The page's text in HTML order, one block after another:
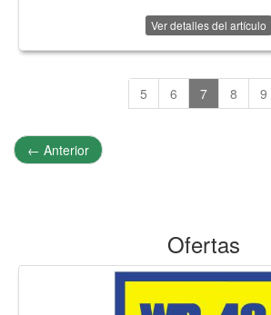
Ver detalles del artículo
5 6 7 8 9
← Anterior
Ofertas